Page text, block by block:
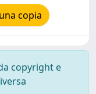
copia
copyright e